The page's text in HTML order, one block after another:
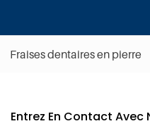
Fraises dentaires en pierre
Entrez En Contact Avec